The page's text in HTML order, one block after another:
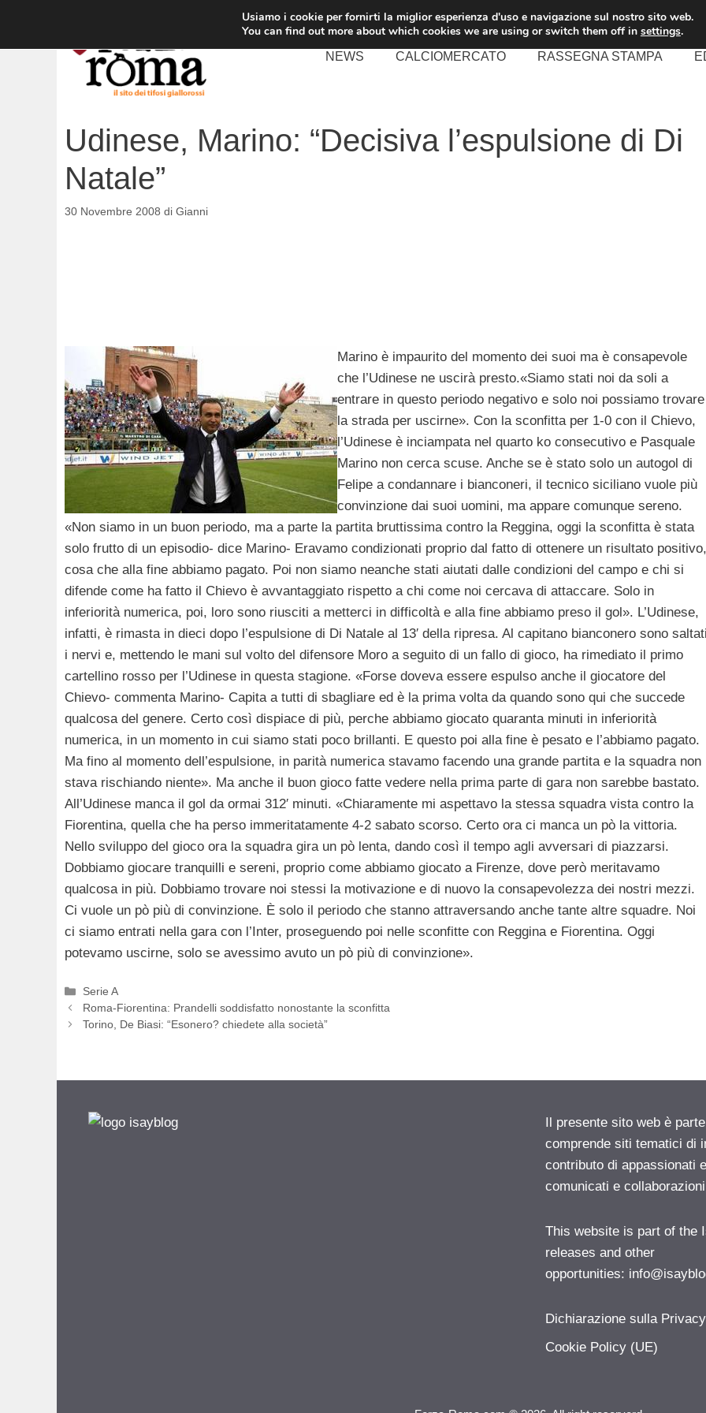
contenuto
NEWS CALCIOMERCATO RASSEGNA STAMPA
Udinese, Marino: “Decisiva l’espulsione di Di
Natale”
30 Novembre 2008 di Gianni
Marino è impaurito del momento dei suoi ma è consapevole
che l’Udinese ne uscirà presto.«Siamo stati noi da soli a
entrare in questo periodo negativo e solo noi possiamo trovare
la strada per uscirne». Con la sconfitta per 1-0 con il Chievo,
l’Udinese è inciampata nel quarto ko consecutivo e Pasquale
Marino non cerca scuse. Anche se è stato solo un autogol di
Felipe a condannare i bianconeri, il tecnico siciliano vuole più
convinzione dai suoi uomini, ma appare comunque sereno.
«Non siamo in un buon periodo, ma a parte la partita bruttissima contro la Reggina, oggi la sconfitta è stata
solo frutto di un episodio- dice Marino- Eravamo condizionati proprio dal fatto di ottenere un risultato positivo,
cosa che alla fine abbiamo pagato. Poi non siamo neanche stati aiutati dalle condizioni del campo e chi si
difende come ha fatto il Chievo è avvantaggiato rispetto a chi come noi cercava di attaccare. Solo in
inferiorità numerica, poi, loro sono riusciti a metterci in difficoltà e alla fine abbiamo preso il gol». L’Udinese,
infatti, è rimasta in dieci dopo l’espulsione di Di Natale al 13′ della ripresa. Al capitano bianconero sono saltati
i nervi e, mettendo le mani sul volto del difensore Moro a seguito di un fallo di gioco, ha rimediato il primo
cartellino rosso per l’Udinese in questa stagione. «Forse doveva essere espulso anche il giocatore del
Chievo- commenta Marino- Capita a tutti di sbagliare ed è la prima volta da quando sono qui che succede
qualcosa del genere. Certo così dispiace di più, perche abbiamo giocato quaranta minuti in inferiorità
numerica, in un momento in cui siamo stati poco brillanti. E questo poi alla fine è pesato e l’abbiamo pagato.
Ma fino al momento dell’espulsione, in parità numerica stavamo facendo una grande partita e la squadra non
stava rischiando niente». Ma anche il buon gioco fatte vedere nella prima parte di gara non sarebbe bastato.
All’Udinese manca il gol da ormai 312′ minuti. «Chiaramente mi aspettavo la stessa squadra vista contro la
Fiorentina, quella che ha perso immeritatamente 4-2 sabato scorso. Certo ora ci manca un pò la vittoria.
Nello sviluppo del gioco ora la squadra gira un pò lenta, dando così il tempo agli avversari di piazzarsi.
Dobbiamo giocare tranquilli e sereni, proprio come abbiamo giocato a Firenze, dove però meritavamo
qualcosa in più. Dobbiamo trovare noi stessi la motivazione e di nuovo la consapevolezza dei nostri mezzi.
Ci vuole un pò più di convinzione. È solo il periodo che stanno attraversando anche tante altre squadre. Noi
ci siamo entrati nella gara con l’Inter, proseguendo poi nelle sconfitte con Reggina e Fiorentina. Oggi
potevamo uscirne, solo se avessimo avuto un pò più di convinzione».
Categorie
Serie A
Roma-Fiorentina: Prandelli soddisfatto nonostante la sconfitta
Torino, De Biasi: “Esonero? chiedete alla società”
Il presente sito web è
comprende siti tematici di
contributo di appassionati
comunicati e
This website is part of the
releases and other
opportunities:
Dichiarazione sulla
Cookie Policy (UE)
Usiamo i cookie per fornirti la miglior esperienza d'uso e navigazione sul nostro sito web.
You can find out more about which cookies we are using or switch them off in settings.